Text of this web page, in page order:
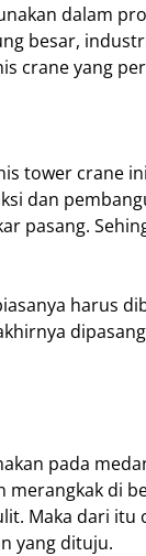
dalam
besar,
crane yang
tower crane
dan
pasang.
harus
pada
di
Maka dari
yang dituju.